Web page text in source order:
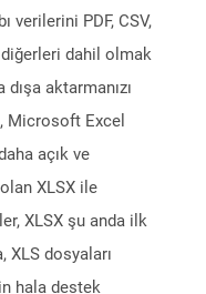
verilerini PDF, CSV,
diğerleri dahil olmak
aktarmanızı
Microsoft Excel
açık ve
XLSX ile
XLSX şu anda ilk
XLS dosyaları
hala destek